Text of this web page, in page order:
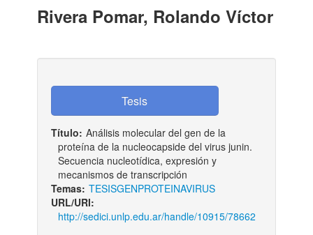
Rivera Pomar, Rolando Víctor
Título: Análisis molecular del gen de la
proteína de la nucleocapside del virus junin.
Secuencia nucleotídica, expresión y
mecanismos de transcripción
Temas: TESISGENPROTEINAVIRUS
URL/URI:
http://sedici.unlp.edu.ar/handle/10915/78662